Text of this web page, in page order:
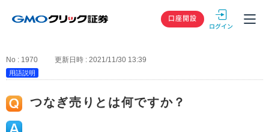
GMOクリック
口座開設
No : 1970 更新日時 : 2021/11/30 13:39
用語説明
つなぎ売りとは何ですか？